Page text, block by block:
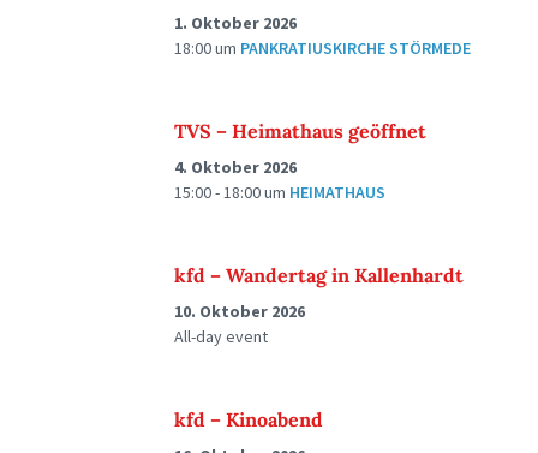
1. Oktober 2026
18:00um PANKRATIUSKIRCHE STÖRMEDE
TVS – Heimathaus geöffnet
4. Oktober 2026
15:00 - 18:00um HEIMATHAUS
kfd – Wandertag in Kallenhardt
10. Oktober 2026
All-day event
kfd – Kinoabend